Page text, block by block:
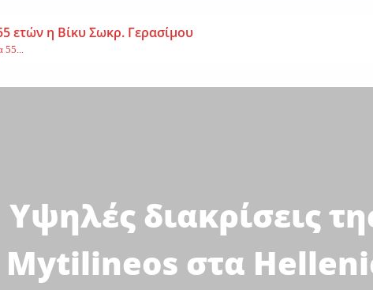
ετών η Βίκυ Σωκρ. Γερασίμου
62χρονος – Επεσε από τη σκαλωσιά
Υψηλές διακρίσεις
Mytilineos στα